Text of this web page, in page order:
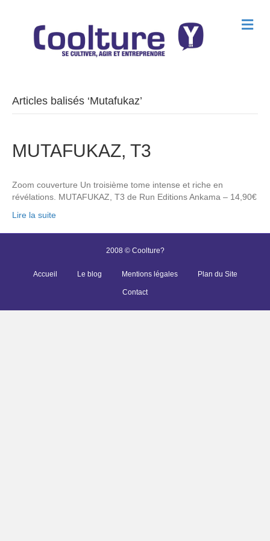
M
e
Articles balisés ‘Mutafukaz’
MUTAFUKAZ, T3
Zoom couverture Un troisième tome intense et riche en
révélations. MUTAFUKAZ, T3 de Run Editions Ankama – 14,90€
Lire la suite
2008 © Coolture?
Accueil Le blog Mentions légales Plan du Site
Contact